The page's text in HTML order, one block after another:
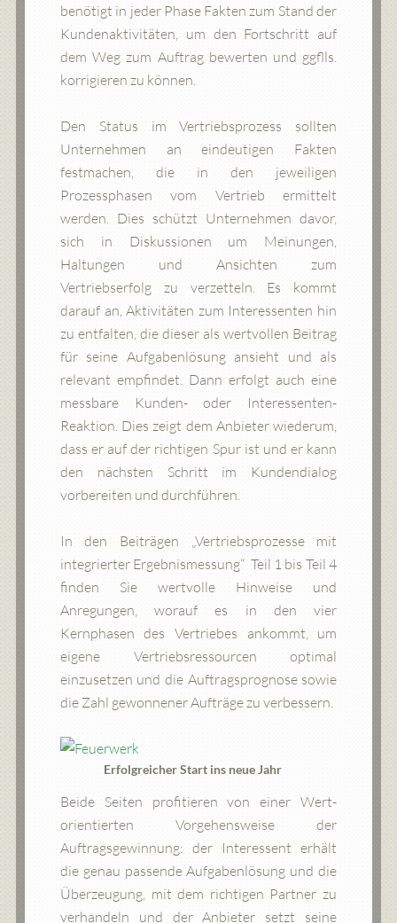
benötigt in jeder Phase Fakten zum Stand der
Kundenaktivitäten, um den Fortschritt auf
dem Weg zum Auftrag bewerten und ggflls.
korrigieren zu können.
Den Status im Vertriebsprozess sollten
Unternehmen an eindeutigen Fakten
festmachen, die in den jeweiligen
Prozessphasen vom Vertrieb ermittelt
werden. Dies schützt Unternehmen davor,
sich in Diskussionen um Meinungen,
Haltungen und Ansichten zum
Vertriebserfolg zu verzetteln. Es kommt
darauf an, Aktivitäten zum Interessenten hin
zu entfalten, die dieser als wertvollen Beitrag
für seine Aufgabenlösung ansieht und als
relevant empfindet. Dann erfolgt auch eine
messbare Kunden- oder Interessenten-
Reaktion. Dies zeigt dem Anbieter wiederum,
dass er auf der richtigen Spur ist und er kann
den nächsten Schritt im Kundendialog
vorbereiten und durchführen.
In den Beiträgen „Vertriebsprozesse mit
integrierter Ergebnismessung“ Teil 1 bis Teil 4
finden Sie wertvolle Hinweise und
Anregungen, worauf es in den vier
Kernphasen des Vertriebes ankommt, um
eigene Vertriebsressourcen optimal
einzusetzen und die Auftragsprognose sowie
die Zahl gewonnener Aufträge zu verbessern.
Erfolgreicher Start ins neue Jahr
Beide Seiten profitieren von einer Wert-
orientierten Vorgehensweise der
Auftragsgewinnung: der Interessent erhält
die genau passende Aufgabenlösung und die
Überzeugung, mit dem richtigen Partner zu
verhandeln und der Anbieter setzt seine